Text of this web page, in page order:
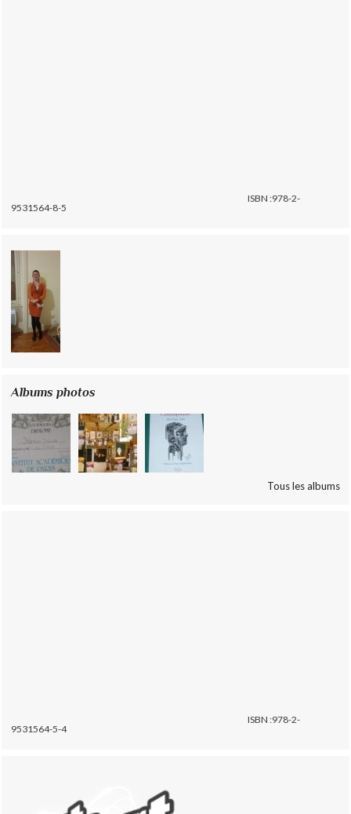
ISBN :978-2-
9531564-8-5
Albums photos
Tous les albums
ISBN :978-2-
9531564-5-4